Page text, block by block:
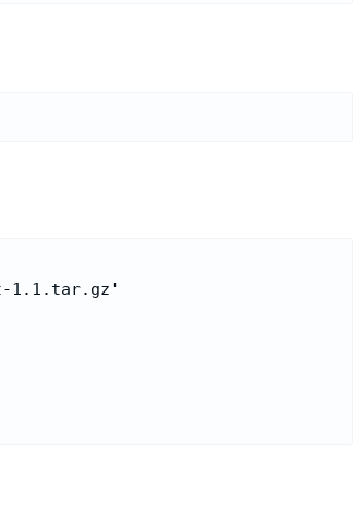
1.1.tar.gz'